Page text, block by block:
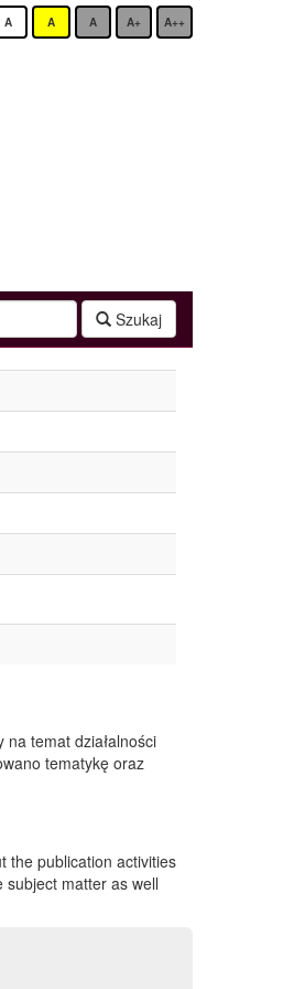
A A A A+ A++
Szukaj
temat działalności
tematykę oraz
the publication activities
matter as well